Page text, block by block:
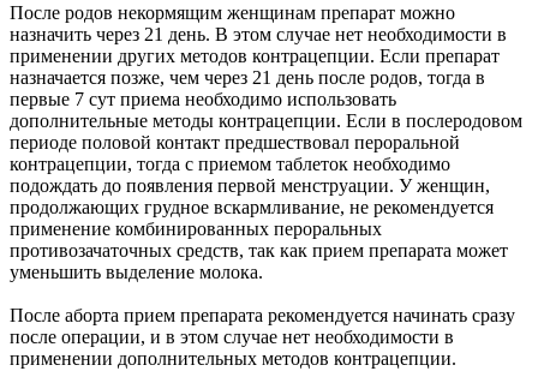
После родов некормящим женщинам препарат можно
назначить через 21 день. В этом случае нет необходимости в
применении других методов контрацепции. Если препарат
назначается позже, чем через 21 день после родов, тогда в
первые 7 сут приема необходимо использовать
дополнительные методы контрацепции. Если в послеродовом
периоде половой контакт предшествовал пероральной
контрацепции, тогда с приемом таблеток необходимо
подождать до появления первой менструации. У женщин,
продолжающих грудное вскармливание, не рекомендуется
применение комбинированных пероральных
противозачаточных средств, так как прием препарата может
уменьшить выделение молока.
После аборта прием препарата рекомендуется начинать сразу
после операции, и в этом случае нет необходимости в
применении дополнительных методов контрацепции.